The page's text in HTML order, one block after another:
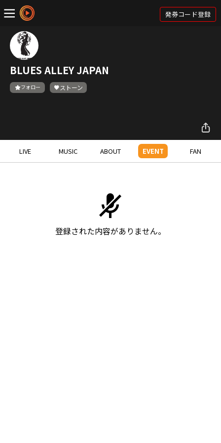
発券コード登録
BLUES ALLEY JAPAN
フォロー ストーン
LIVE MUSIC ABOUT EVENT FAN
登録された内容がありません。